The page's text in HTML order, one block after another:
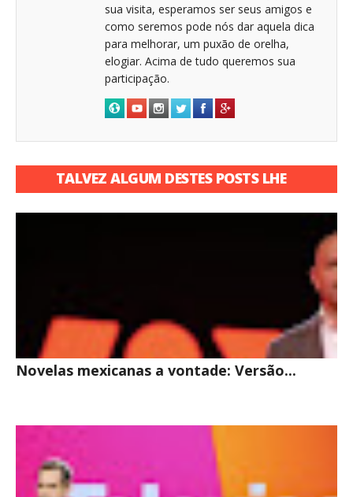
sua visita, esperamos ser seus amigos e
como seremos pode nós dar aquela dica
para melhorar, um puxão de orelha,
elogiar. Acima de tudo queremos sua
participação.
TALVEZ ALGUM DESTES POSTS LHE
Novelas mexicanas a vontade: Versão...